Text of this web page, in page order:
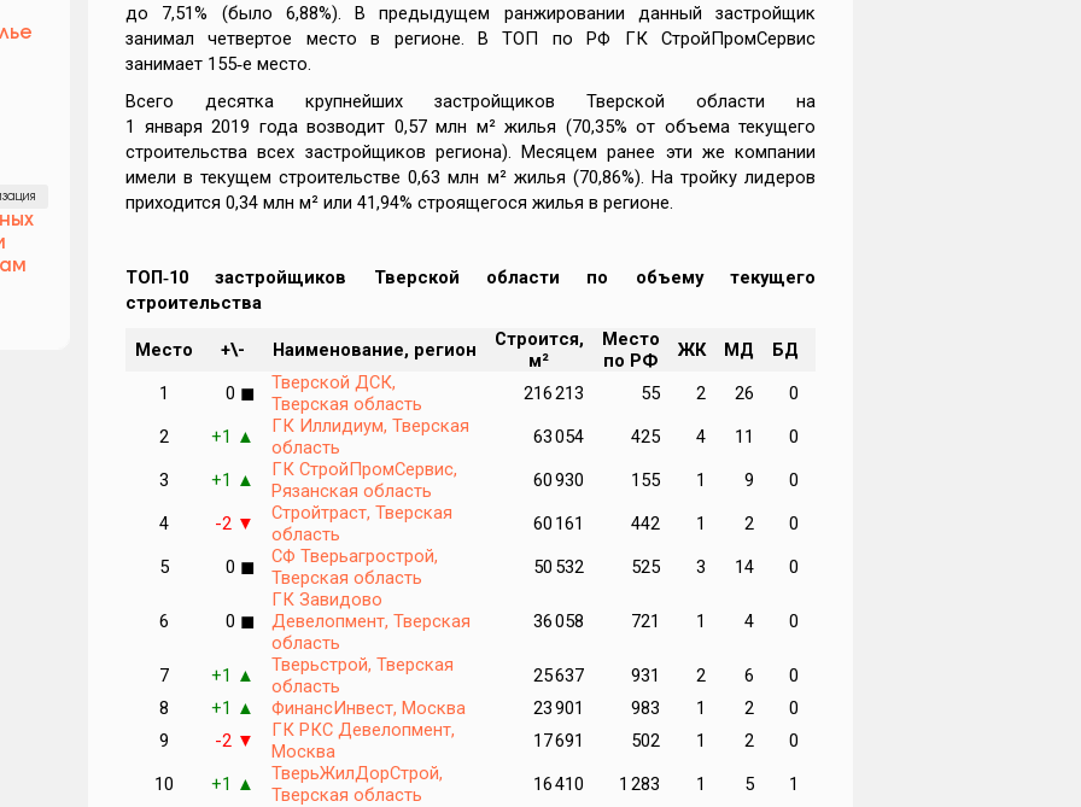
до 7,51% (было 6,88%). В предыдущем ранжировании данный застройщик
занимал четвертое место в регионе. В ТОП по РФ ГК СтройПромСервис
занимает 155‑е место.
Всего десятка крупнейших застройщиков Тверской области на
1 января 2019 года возводит 0,57 млн м² жилья (70,35% от объема текущего
строительства всех застройщиков региона). Месяцем ранее эти же компании
имели в текущем строительстве 0,63 млн м² жилья (70,86%). На тройку лидеров
приходится 0,34 млн м² или 41,94% строящегося жилья в регионе.
ТОП‑10 застройщиков Тверской области по объему текущего
строительства
Место +\- Наименование, регион
Строится,
м²
Место
по РФ
ЖК МД БД
1
0 ◼
Тверской ДСК,
Тверская область
216 213 55 2 26 0
2
+1 ▲
ГК Иллидиум, Тверская
область
63 054 425 4 11 0
3
+1 ▲
ГК СтройПромСервис,
Рязанская область
60 930 155 1 9 0
4
-2 ▼
Стройтраст, Тверская
область
60 161 442 1 2 0
5
0 ◼
СФ Тверьагрострой,
Тверская область
50 532 525 3 14 0
6 0 ◼
ГК Завидово
Девелопмент, Тверская
область
36 058 721 1 4 0
7 +1 ▲
Тверьстрой, Тверская
область
25 637 931 2 6 0
8
+1 ▲ ФинансИнвест, Москва 23 901 983 1 2 0
9
-2 ▼
ГК РКС Девелопмент,
Москва
17 691 502 1 2 0
10
+1 ▲
ТверьЖилДорСтрой,
Тверская область
16 410 1 283 1 5 1